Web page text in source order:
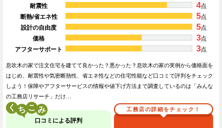
耐震性 4点
断熱/省エネ性
5点
設計の自由度
5点
価格
3点
アフターサポート
3点
息吹木の家で注文住宅を建てて良かった？悪かった？息吹木の家の実例から価格面を
はじめ、耐震性や気密断熱性、省エネ性などの住宅性能など口コミで評判をチェック
しよう！保障やアフターサービスの情報や値下げ方法まで調査しているのは「みんな
の工務店リサーチ」だけ…
く こ
口コミによる評判
工務店の詳細をチェック！